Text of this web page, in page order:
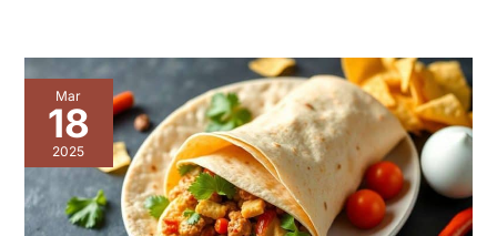
Mar
18
2025
Wrap
végétarien
croustillant
au
houmous
épicé